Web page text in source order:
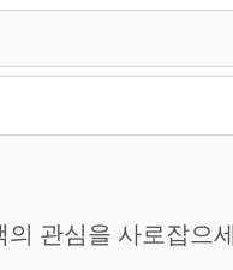
관심을 사로잡으